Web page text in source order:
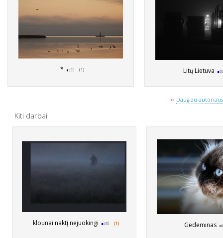
* (1) Litų Lietuva
» Daugiau
Kiti darbai
klounai naktį nejuokingi (1) Gedeminas